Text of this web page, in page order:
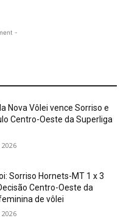
-
Nova Vôlei vence Sorriso e
Centro-Oeste da Superliga
Sorriso Hornets-MT 1 x 3
Centro-Oeste da
de vôlei